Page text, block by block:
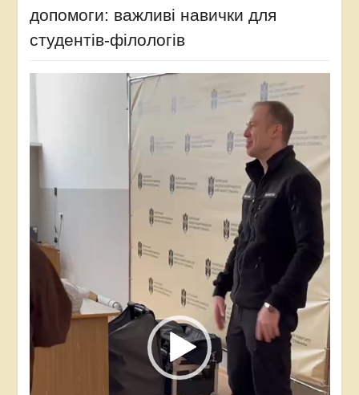
допомоги: важливі навички для
студентів-філологів